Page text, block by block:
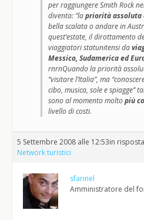
per raggiungere Smith Rock
diventa: “lapriorità assoluta
bella scalata o andare in
quest’estate, il dirottamento
viaggiatori statunitensi da
Messico, Sudamerica ed
rnrnQuando la priorità
“visitare l’Italia”, ma
cibo, musica, sole e spiagge”
sono al momento moltopiù
livello di costi.
5 Settembre 2008 alle 12:53in
Network turistici
sfarinel
Amministratore del